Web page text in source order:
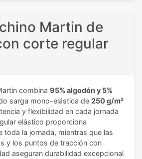
Martin de
corte regular
combina 95% algodón y 5%
sarga mono-elástica de 250 g/m²
y flexibilidad en cada jornada
elástico proporciona
toda la jornada, mientras que las
y los puntos de tracción con
aseguran durabilidad excepcional